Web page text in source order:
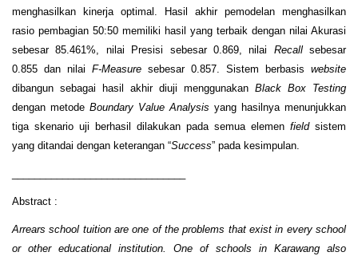
menghasilkan kinerja optimal. Hasil akhir pemodelan menghasilkan
rasio pembagian 50:50 memiliki hasil yang terbaik dengan nilai Akurasi
sebesar 85.461%, nilai Presisi sebesar 0.869, nilai Recallsebesar
0.855 dan nilai F-Measure sebesar 0.857. Sistem berbasis website
dibangun sebagai hasil akhir diuji menggunakan Black Box Testing
dengan metode Boundary Value Analysis yang hasilnya menunjukkan
tiga skenario uji berhasil dilakukan pada semua elemen fieldsistem
yang ditandai dengan keterangan “Success” pada kesimpulan.
Abstract :
Arrears school tuition are one of the problems that exist in every school
or other educational institution. One of schools in Karawang also